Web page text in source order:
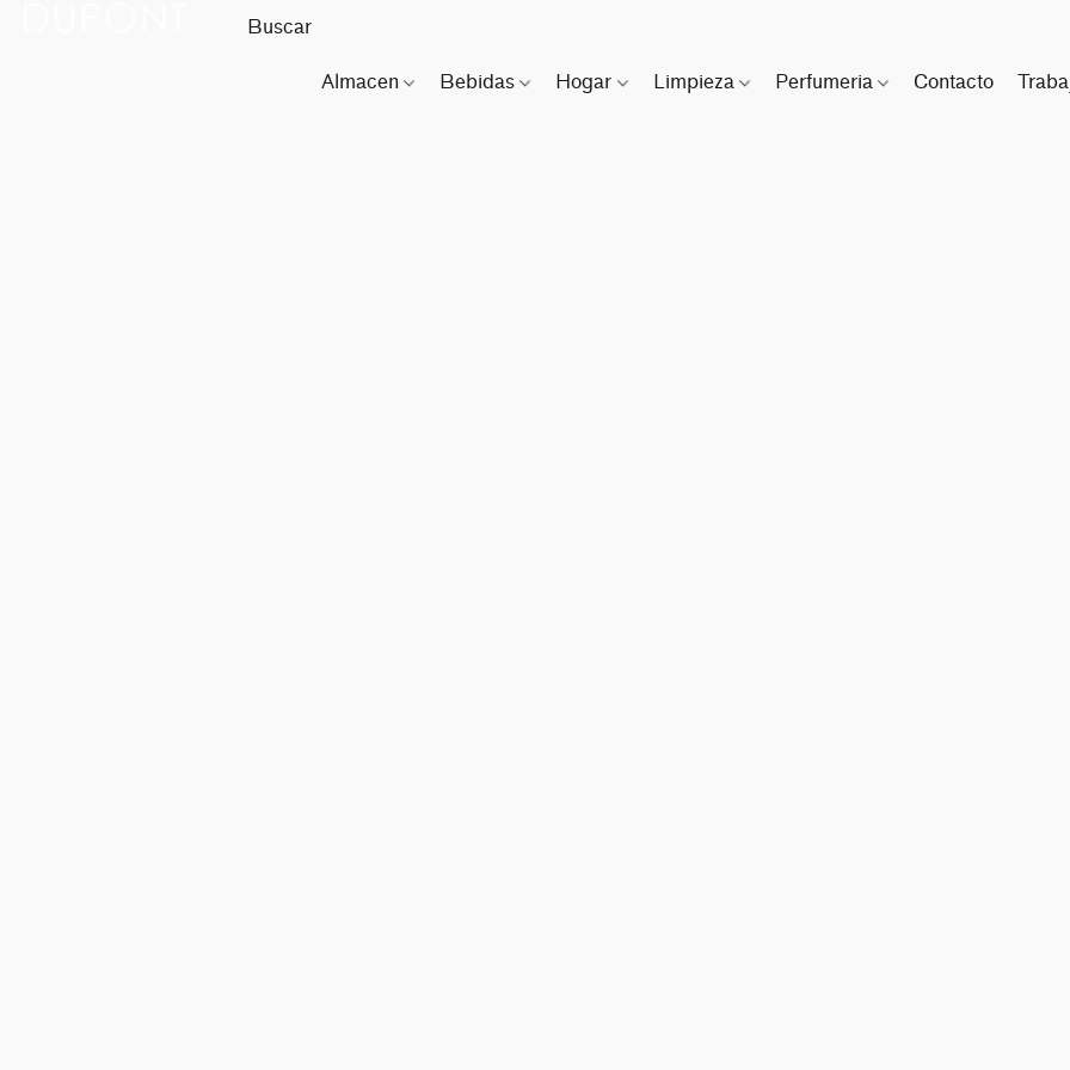
Almacen Bebidas Hogar Limpieza Perfumeria Contacto